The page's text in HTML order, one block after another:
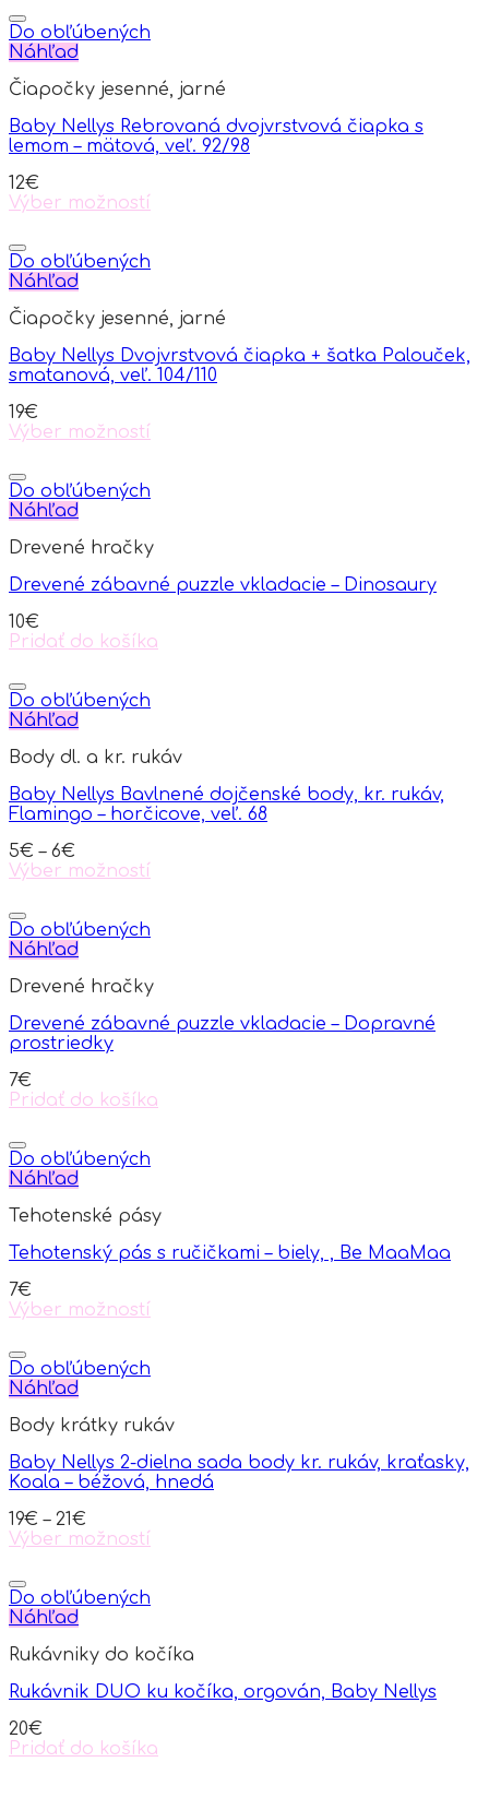
Do obľúbených
Náhľad
Čiapočky jesenné, jarné
Baby Nellys Rebrovaná dvojvrstvová čiapka s
lemom – mätová, veľ. 92/98
12€
Výber možností
product
has
multiple
The
may
be
on
the
page
Do obľúbených
Náhľad
Čiapočky jesenné, jarné
Baby Nellys Dvojvrstvová čiapka + šatka Palouček,
smatanová, veľ. 104/110
19€
Výber možností
product
has
multiple
The
may
chosen
on
product
page
Do obľúbených
Náhľad
Drevené hračky
Drevené zábavné puzzle vkladacie – Dinosaury
10€
Pridať do košíka
Do obľúbených
Náhľad
Body dl. a kr. rukáv
Baby Nellys Bavlnené dojčenské body, kr. rukáv,
Flamingo – horčicove, veľ. 68
5€ – 6€
Výber možností
product
has
multiple
The
may
be
on
the
page
Do obľúbených
Náhľad
Drevené hračky
Drevené zábavné puzzle vkladacie – Dopravné
prostriedky
7€
Pridať do košíka
Do obľúbených
Náhľad
Tehotenské pásy
Tehotenský pás s ručičkami – biely, , Be MaaMaa
7€
Výber možností
product
has
multiple
The
may
be
on
the
page
Do obľúbených
Náhľad
Body krátky rukáv
Baby Nellys 2-dielna sada body kr. rukáv, kraťasky,
Koala – béžová, hnedá
19€ – 21€
Výber možností
product
has
multiple
The
may
chosen
on
Do obľúbených
Náhľad
Rukávniky do kočíka
Rukávnik DUO ku kočíka, orgován, Baby Nellys
20€
Pridať do košíka